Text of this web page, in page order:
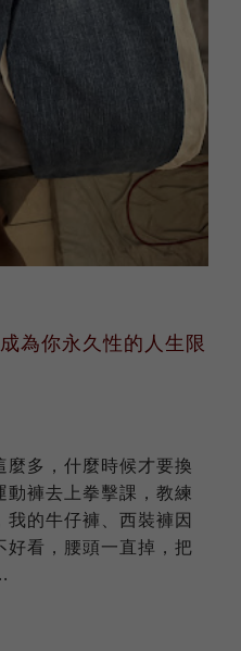
為你永久性的人生限
麼多，什麼時候才要換
褲去上拳擊課，教練
的牛仔褲、西裝褲因
看，腰頭一直掉，把